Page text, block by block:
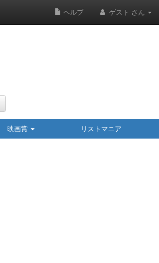
ヘルプ ゲスト さん
映画賞 リストマニア